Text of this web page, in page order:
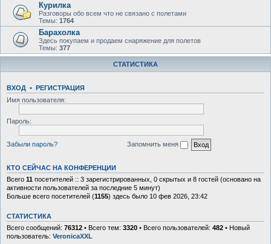
Курилка
Разговоры обо всем что не связано с полетами
Темы: 1764
Барахолка
Здесь покупаем и продаем снаряжение для полетов
Темы: 377
СТАТИСТИКА
ВХОД • РЕГИСТРАЦИЯ
Имя пользователя:
Пароль:
Забыли пароль? Запомнить меня
КТО СЕЙЧАС НА КОНФЕРЕНЦИИ
Всего 11 посетителей :: 3 зарегистрированных, 0 скрытых и 8 гостей (основано на
активности пользователей за последние 5 минут)
Больше всего посетителей (1155) здесь было 10 фев 2026, 23:42
СТАТИСТИКА
Всего сообщений: 76312 • Всего тем: 3320 • Всего пользователей: 482 • Новый
пользователь: VeronicaXXL